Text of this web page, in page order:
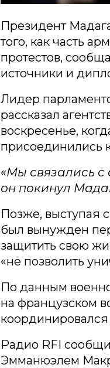
Президент
того, как часть
протестов,
источники и
Лидер
рассказал
воскресенье,
присоединились
«Мы связались с
он покинул
Позже, выступая
был вынужден
защитить свою
«не позволить
По данным
на французском
Радио RFI
Эмманюэлем